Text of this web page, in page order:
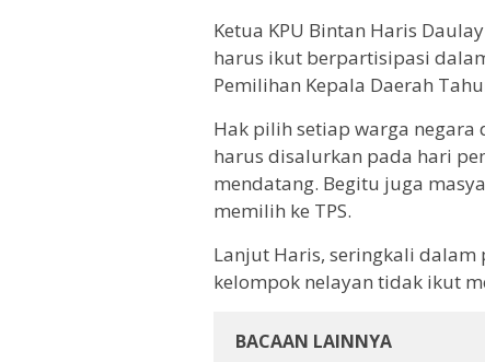
Ketua KPU Bintan Haris
harus ikut berpartisipasi
Pemilihan Kepala Daerah
Hak pilih setiap warga
harus disalurkan pada hari
mendatang. Begitu juga
memilih ke TPS.
Lanjut Haris, seringkali dalam
kelompok nelayan tidak ikut
BACAAN LAINNYA